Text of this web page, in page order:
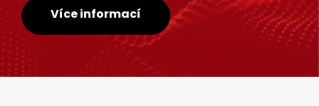
Více informací